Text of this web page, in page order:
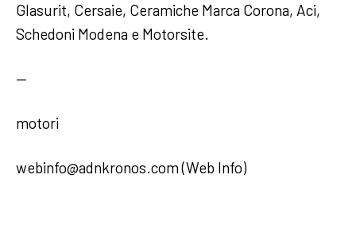
Glasurit, Cersaie, Ceramiche Marca Corona, Aci,
Schedoni Modena e Motorsite.
—
motori
webinfo@adnkronos.com (Web Info)